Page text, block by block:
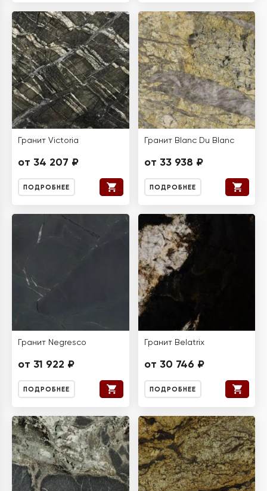
Гранит Victoria
от 34 207 ₽
ПОДРОБНЕЕ
Гранит Blanc Du Blanc
от 33 938 ₽
ПОДРОБНЕЕ
Гранит Negresco
от 31 922 ₽
ПОДРОБНЕЕ
Гранит Belatrix
от 30 746 ₽
ПОДРОБНЕЕ